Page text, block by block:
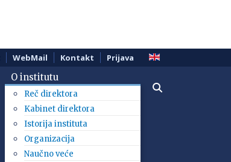
WebMail Kontakt Prijava
O institutu
Reč direktora
Kabinet direktora
Istorija instituta
Organizacija
Naučno veće